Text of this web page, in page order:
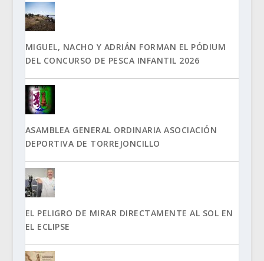
MIGUEL, NACHO Y ADRIÁN FORMAN EL PÓDIUM
DEL CONCURSO DE PESCA INFANTIL 2026
ASAMBLEA GENERAL ORDINARIA ASOCIACIÓN
DEPORTIVA DE TORREJONCILLO
EL PELIGRO DE MIRAR DIRECTAMENTE AL SOL EN
EL ECLIPSE